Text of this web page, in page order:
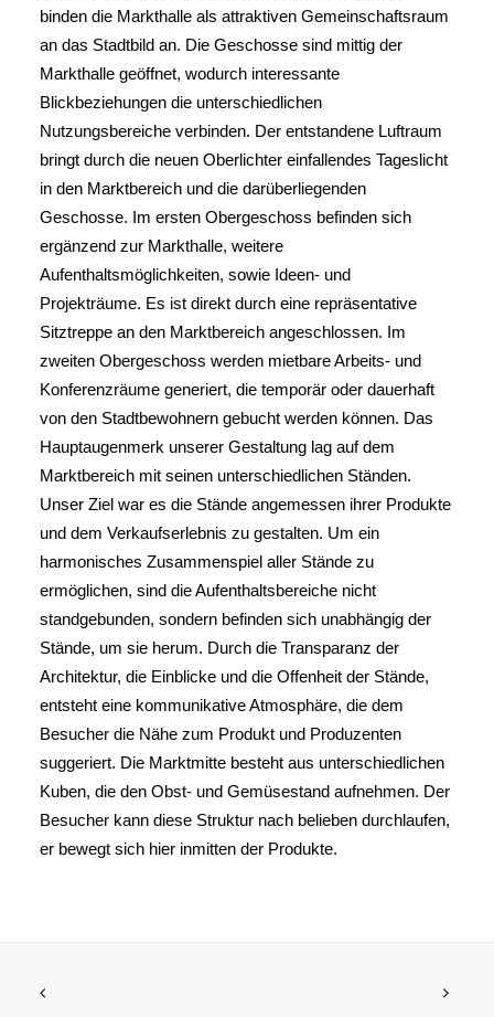
binden die Markthalle als attraktiven Gemeinschaftsraum
an das Stadtbild an. Die Geschosse sind mittig der
Markthalle geöffnet, wodurch interessante
Blickbeziehungen die unterschiedlichen
Nutzungsbereiche verbinden. Der entstandene Luftraum
bringt durch die neuen Oberlichter einfallendes Tageslicht
in den Marktbereich und die darüberliegenden
Geschosse. Im ersten Obergeschoss befinden sich
ergänzend zur Markthalle, weitere
Aufenthaltsmöglichkeiten, sowie Ideen- und
Projekträume. Es ist direkt durch eine repräsentative
Sitztreppe an den Marktbereich angeschlossen. Im
zweiten Obergeschoss werden mietbare Arbeits- und
Konferenzräume generiert, die temporär oder dauerhaft
von den Stadtbewohnern gebucht werden können. Das
Hauptaugenmerk unserer Gestaltung lag auf dem
Marktbereich mit seinen unterschiedlichen Ständen.
Unser Ziel war es die Stände angemessen ihrer Produkte
und dem Verkaufserlebnis zu gestalten. Um ein
harmonisches Zusammenspiel aller Stände zu
ermöglichen, sind die Aufenthaltsbereiche nicht
standgebunden, sondern befinden sich unabhängig der
Stände, um sie herum. Durch die Transparanz der
Architektur, die Einblicke und die Offenheit der Stände,
entsteht eine kommunikative Atmosphäre, die dem
Besucher die Nähe zum Produkt und Produzenten
suggeriert. Die Marktmitte besteht aus unterschiedlichen
Kuben, die den Obst- und Gemüsestand aufnehmen. Der
Besucher kann diese Struktur nach belieben durchlaufen,
er bewegt sich hier inmitten der Produkte.